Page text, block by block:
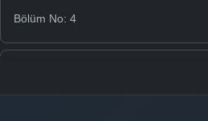
Bölüm No: 4